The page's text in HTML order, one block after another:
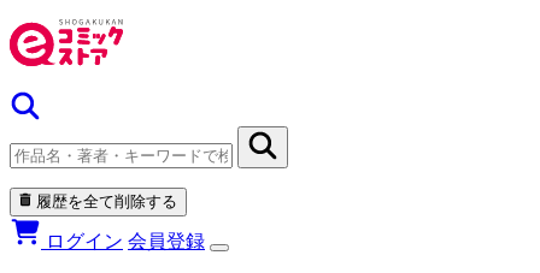
履歴を全て削除する
ログイン 会員登録